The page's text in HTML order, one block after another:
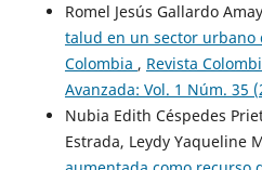
Romel Jesús Gallardo
talud en un sector urbano
Colombia , Revista
Avanzada: Vol. 1 Núm. 35
Nubia Edith Céspedes
Estrada, Leydy Yaqueline